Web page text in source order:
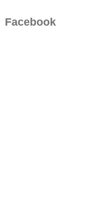
Facebook